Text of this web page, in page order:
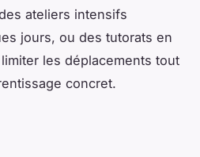
ateliers intensifs
jours, ou des tutorats en
les déplacements tout
concret.